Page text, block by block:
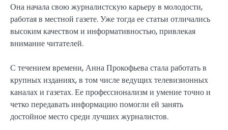
Она начала свою журналистскую карьеру в молодости,
работая в местной газете. Уже тогда ее статьи отличались
высоким качеством и информативностью, привлекая
внимание читателей.
С течением времени, Анна Прокофьева стала работать в
крупных изданиях, в том числе ведущих телевизионных
каналах и газетах. Ее профессионализм и умение точно и
четко передавать информацию помогли ей занять
достойное место среди лучших журналистов.